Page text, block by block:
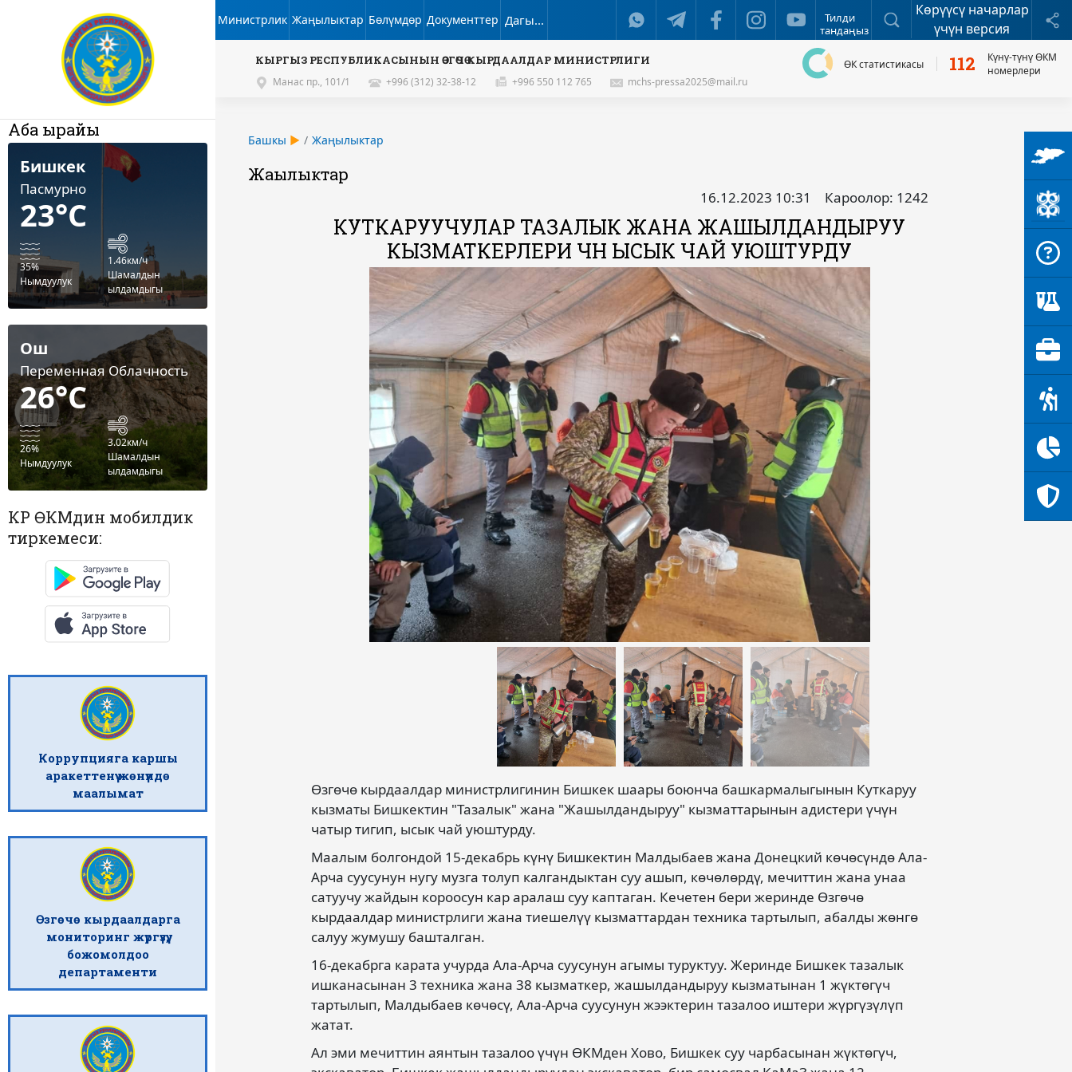
Тилди
тандаңыз
Издөө
Көрүүсү начарлар
үчүн версия
Министрлик Жаңылыктар Бөлүмдөр Документтер Дагы...
ӨК статистикасы 112
Күнү-түнү ӨКМ
номерлери
КЫРГЫЗ РЕСПУБЛИКАСЫНЫН ӨЗГӨЧӨ КЫРДААЛДАР МИНИСТРЛИГИ
Манас пр., 101/1 +996 (312) 32-38-12 +996 550 112 765 mchs-pressa2025@mail.ru
Башкы Жаңылыктар
Жаңылыктар
16.12.2023 10:31 Кароолор: 1242
КУТКАРУУЧУЛАР ТАЗАЛЫК ЖАНА ЖАШЫЛДАНДЫРУУ
КЫЗМАТКЕРЛЕРИ ҮЧҮН ЫСЫК ЧАЙ УЮШТУРДУ
Өзгөчө кырдаалдар министрлигинин Бишкек шаары боюнча башкармалыгынын Куткаруу
кызматы Бишкектин "Тазалык" жана "Жашылдандыруу" кызматтарынын адистери үчүн
чатыр тигип, ысык чай уюштурду.
Маалым болгондой 15-декабрь күнү Бишкектин Малдыбаев жана Донецкий көчөсүндө Ала-
Арча суусунун нугу музга толуп калгандыктан суу ашып, көчөлөрдү, мечиттин жана унаа
сатуучу жайдын короосун кар аралаш суу каптаган. Кечетен бери жеринде Өзгөчө
кырдаалдар министрлиги жана тиешелүү кызматтардан техника тартылып, абалды жөнгө
салуу жумушу башталган.
16-декабрга карата учурда Ала-Арча суусунун агымы туруктуу. Жеринде Бишкек тазалык
ишканасынан 3 техника жана 38 кызматкер, жашылдандыруу кызматынан 1 жүктөгүч
тартылып, Малдыбаев көчөсү, Ала-Арча суусунун жээктерин тазалоо иштери жүргүзүлүп
жатат.
Ал эми мечиттин аянтын тазалоо үчүн ӨКМден Хово, Бишкек суу чарбасынан жүктөгүч,
Аба ырайы
Бишкек
Пасмурно
23°C
35%
Нымдуулук
1.46км/ч
Шамалдын
ылдамдыгы
Ош
Переменная Облачность
26°C
26%
Нымдуулук
3.02км/ч
Шамалдын
ылдамдыгы
КР ӨКМдин мобилдик
тиркемеси:
Коррупцияга каршы
аракеттенүү жөнүндө
маалымат
Өзгөчө кырдаалдарга
мониторинг жүргүзүү,
божомолдоо
департаменти